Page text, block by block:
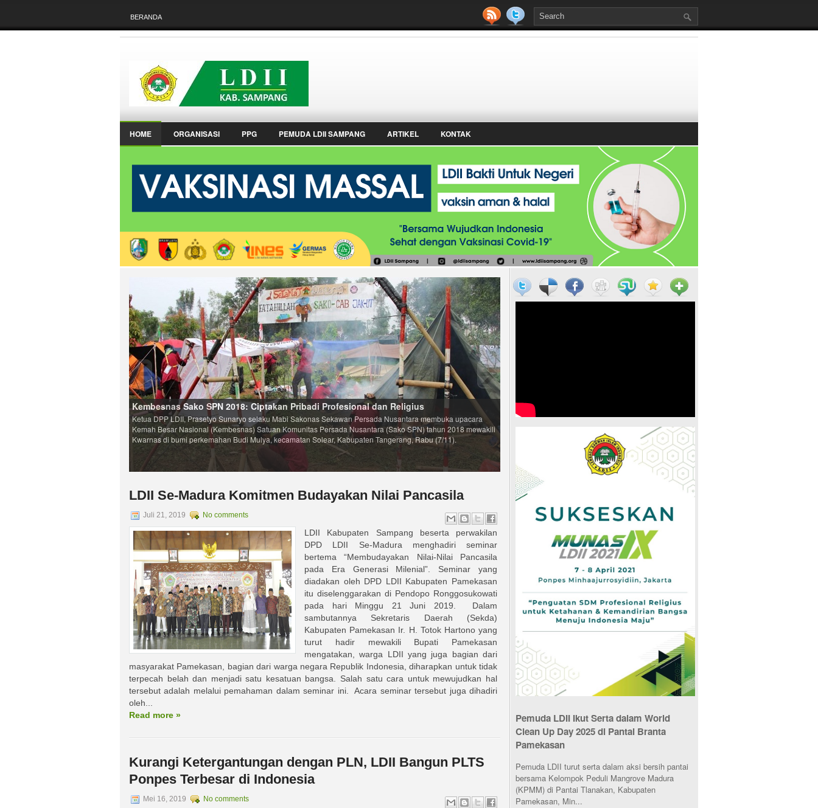
BERANDA
HOME ORGANISASI PPG PEMUDA LDII SAMPANG ARTIKEL KONTAK
LDII Se-Madura Komitmen Budayakan Nilai Pancasila
Juli 21, 2019 No comments
LDII Kabupaten Sampang beserta perwakilan
DPD LDII Se-Madura menghadiri seminar
bertema “Membudayakan Nilai-Nilai Pancasila
pada Era Generasi Milenial”. Seminar yang
diadakan oleh DPD LDII Kabupaten Pamekasan
itu diselenggarakan di Pendopo Ronggosukowati
pada hari Minggu 21 Juni 2019. Dalam
sambutannya Sekretaris Daerah (Sekda)
Kabupaten Pamekasan Ir. H. Totok Hartono yang
turut hadir mewakili Bupati Pamekasan
mengatakan, warga LDII yang juga bagian dari
masyarakat Pamekasan, bagian dari warga negara Republik Indonesia, diharapkan untuk tidak
terpecah belah dan menjadi satu kesatuan bangsa. Salah satu cara untuk mewujudkan hal
tersebut adalah melalui pemahaman dalam seminar ini. Acara seminar tersebut juga dihadiri
oleh...
Read more »
Kurangi Ketergantungan dengan PLN, LDII Bangun PLTS
Ponpes Terbesar di Indonesia
Mei 16, 2019 No comments
Pemuda LDII Ikut Serta dalam World
Clean Up Day 2025 di Pantai Branta
Pamekasan
Pemuda LDII turut serta dalam aksi bersih pantai
bersama Kelompok Peduli Mangrove Madura
(KPMM) di Pantai Tlanakan, Kabupaten
Pamekasan, Min...